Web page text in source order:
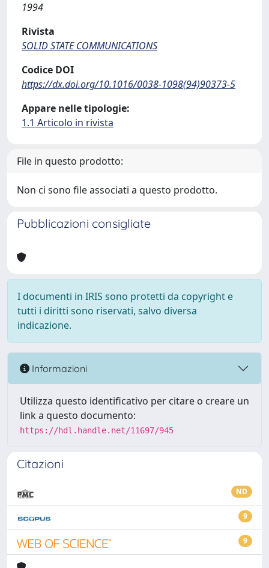
1994
Rivista
SOLID STATE COMMUNICATIONS
Codice DOI
https://dx.doi.org/10.1016/0038-1098(94)90373-5
Appare nelle tipologie:
1.1 Articolo in rivista
File in questo prodotto:
Non ci sono file associati a questo prodotto.
Pubblicazioni consigliate
I documenti in IRIS sono protetti da copyright e
tutti i diritti sono riservati, salvo diversa
indicazione.
Informazioni
Utilizza questo identificativo per citare o creare un
link a questo documento:
https://hdl.handle.net/11697/945
Citazioni
ND
9
9